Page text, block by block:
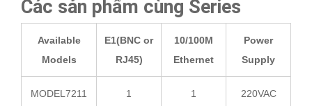
Các sản phẩm cùng Series
Available
Models
E1(BNC or
RJ45)
10/100M
Ethernet
Power
Supply
MODEL7211
1 1 220VAC